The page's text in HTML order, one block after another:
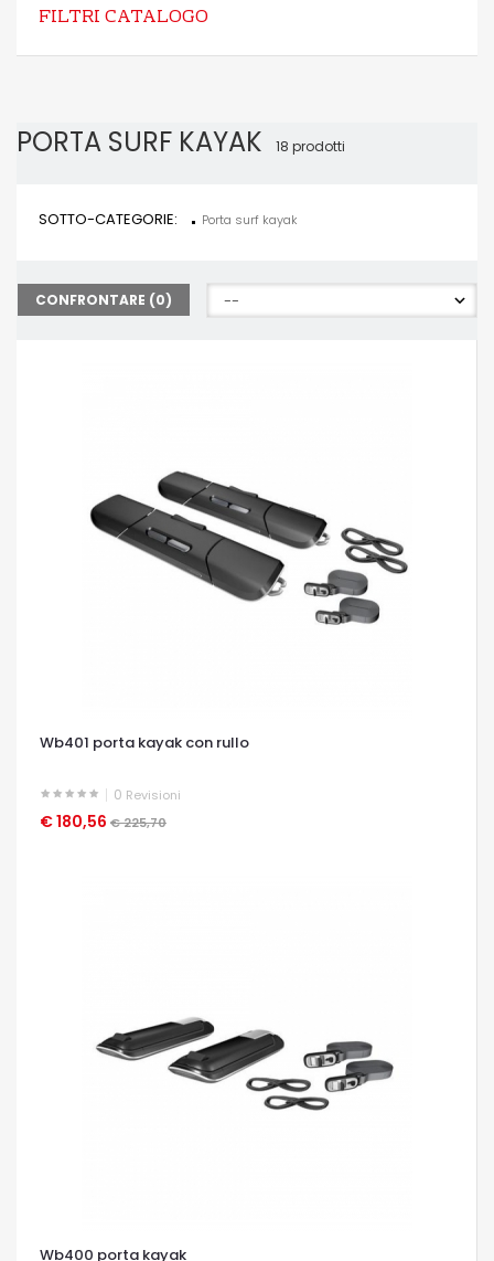
FILTRI CATALOGO
PORTA SURF KAYAK 18 prodotti
SOTTO-CATEGORIE: Porta surf kayak
CONFRONTARE (0)
Wb401 porta kayak con rullo
0 Revisioni
€ 180,56 € 225,70
OCCHIATA VELOCE
Wb400 porta kayak